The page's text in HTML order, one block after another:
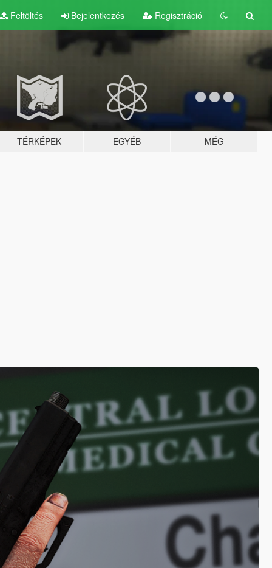
Feltöltés Bejelentkezés Regisztráció
TÉRKÉPEK EGYÉB MÉG